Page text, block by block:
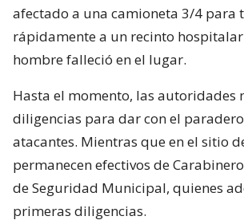
afectado a una camioneta 3/4 para
rápidamente a un recinto
hombre falleció en el lugar.
Hasta el momento, las autoridades
diligencias para dar con el
atacantes. Mientras que en el sitio
permanecen efectivos de
de Seguridad Municipal, quienes
primeras diligencias.